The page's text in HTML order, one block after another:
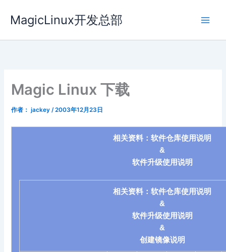
容
MagicLinux开发总部
Magic Linux 下载
作者： jackey/2003年12月23日
相关资料：软件仓库使用说明
&
软件升级使用说明
相关资料：软件仓库使用说明
&
软件升级使用说明
&
创建镜像说明